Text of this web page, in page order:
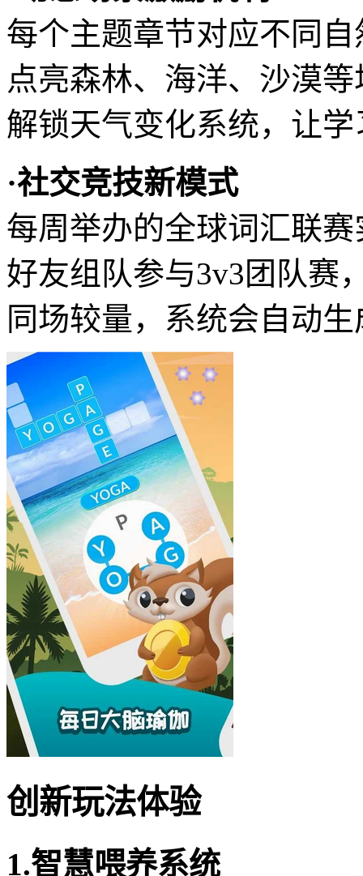
每个主题章节对应不同
点亮森林、海洋、沙漠
解锁天气变化系统，让
·社交竞技新模式
每周举办的全球词汇联
好友组队参与3v3团队赛
同场较量，系统会自动
创新玩法体验
1.智慧喂养系统